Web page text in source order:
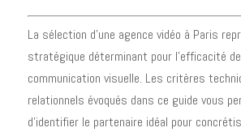
La sélection d'une agence vidéo à Paris
stratégique déterminant pour l'efficacité
communication visuelle. Les critères
relationnels évoqués dans ce guide vous
d'identifier le partenaire idéal pour